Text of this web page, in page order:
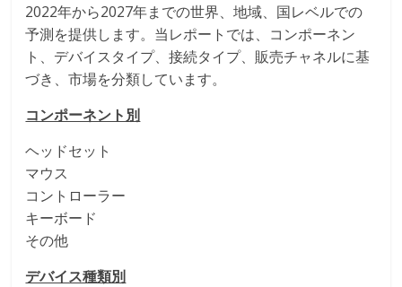
2022年から2027年までの世界、地域、国レベルでの
予測を提供します。当レポートでは、コンポーネン
ト、デバイスタイプ、接続タイプ、販売チャネルに基
づき、市場を分類しています。
コンポーネント別
ヘッドセット
マウス
コントローラー
キーボード
その他
デバイス種類別